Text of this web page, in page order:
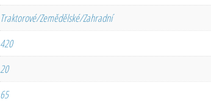
Traktorové/Zemědělské/Zahradní
420
20
65